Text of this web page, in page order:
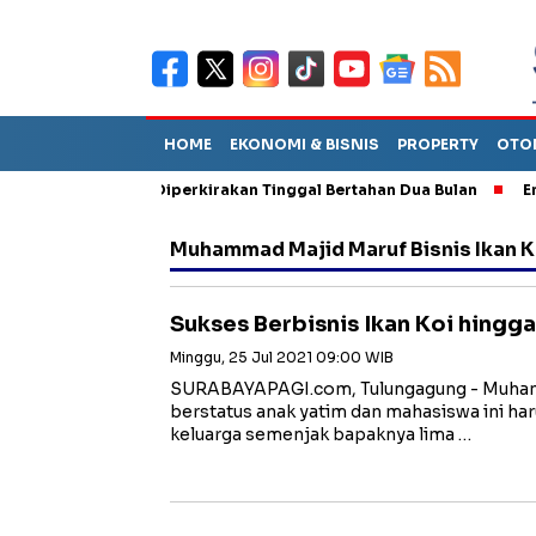
HOME EKONOMI & BISNIS PROPERTY
Sebut TPA Diperkirakan Tinggal Bertahan Dua Bulan Empat
Muhammad Majid Maruf Bisnis Ikan
Sukses Berbisnis Ikan Koi
Minggu, 25 Jul 2021 09:00 WIB
SURABAYAPAGI.com, Tulungagung -
berstatus anak yatim dan mahasiswa ini
keluarga semenjak bapaknya lima …